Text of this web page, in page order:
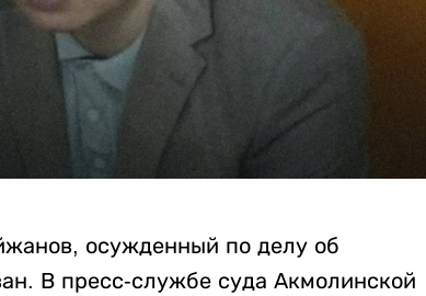
осужденный по делу об
В пресс-службе суда Акмолинской